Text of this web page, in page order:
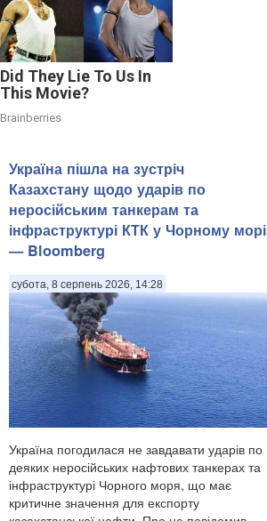
Did They Lie To Us In
This Movie?
Brainberries
Україна пішла на зустріч
Казахстану щодо ударів по
неросійським танкерам та
інфраструктурі КТК у Чорному морі
— Bloomberg
субота, 8 серпень 2026, 14:28
Україна погодилася не завдавати ударів по
деяких неросійських нафтових танкерах та
інфраструктурі Чорного моря, що має
критичне значення для експорту